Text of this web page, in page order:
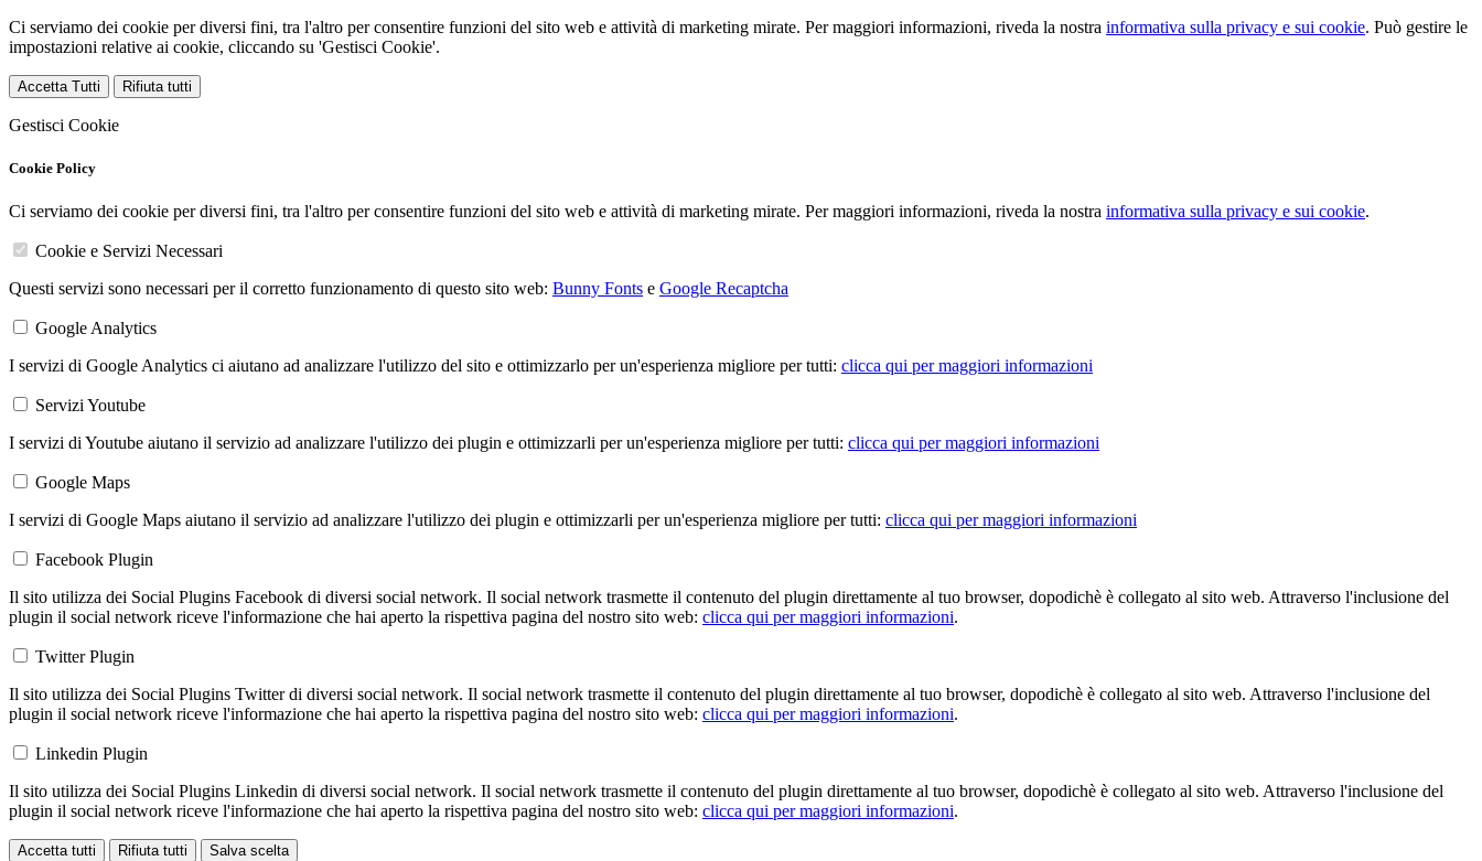
Ci serviamo dei cookie per diversi fini, tra l'altro per consentire funzioni del sito web e attività di marketing mirate. Per maggiori informazioni, riveda la nostra informativa sulla privacy e sui cookie. Può gestire le
impostazioni relative ai cookie, cliccando su 'Gestisci Cookie'.
Accetta Tutti Rifiuta tutti
Gestisci Cookie
Cookie Policy
Ci serviamo dei cookie per diversi fini, tra l'altro per consentire funzioni del sito web e attività di marketing mirate. Per maggiori informazioni, riveda la nostra informativa sulla privacy e sui cookie.
Cookie e Servizi Necessari
Questi servizi sono necessari per il corretto funzionamento di questo sito web: Bunny Fonts e Google Recaptcha
Google Analytics
I servizi di Google Analytics ci aiutano ad analizzare l'utilizzo del sito e ottimizzarlo per un'esperienza migliore per tutti: clicca qui per maggiori informazioni
Servizi Youtube
I servizi di Youtube aiutano il servizio ad analizzare l'utilizzo dei plugin e ottimizzarli per un'esperienza migliore per tutti: clicca qui per maggiori informazioni
Google Maps
I servizi di Google Maps aiutano il servizio ad analizzare l'utilizzo dei plugin e ottimizzarli per un'esperienza migliore per tutti: clicca qui per maggiori informazioni
Facebook Plugin
Il sito utilizza dei Social Plugins Facebook di diversi social network. Il social network trasmette il contenuto del plugin direttamente al tuo browser, dopodichè è collegato al sito web. Attraverso l'inclusione del
plugin il social network riceve l'informazione che hai aperto la rispettiva pagina del nostro sito web: clicca qui per maggiori informazioni.
Twitter Plugin
Il sito utilizza dei Social Plugins Twitter di diversi social network. Il social network trasmette il contenuto del plugin direttamente al tuo browser, dopodichè è collegato al sito web. Attraverso l'inclusione del
plugin il social network riceve l'informazione che hai aperto la rispettiva pagina del nostro sito web: clicca qui per maggiori informazioni.
Linkedin Plugin
Il sito utilizza dei Social Plugins Linkedin di diversi social network. Il social network trasmette il contenuto del plugin direttamente al tuo browser, dopodichè è collegato al sito web. Attraverso l'inclusione del
plugin il social network riceve l'informazione che hai aperto la rispettiva pagina del nostro sito web: clicca qui per maggiori informazioni.
Accetta tutti Rifiuta tutti Salva scelta